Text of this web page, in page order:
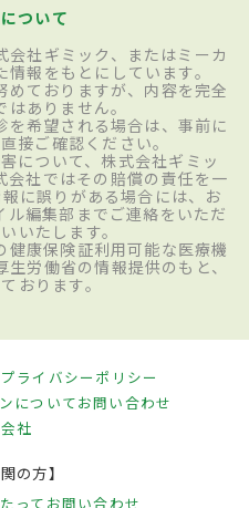
ついて
社ギミック、またはミーカ
報をもとにしています。
ておりますが、内容を完全
ありません。
希望される場合は、事前に
接ご確認ください。
について、株式会社ギミッ
会社ではその賠償の責任を一
に誤りがある場合には、お
編集部までご連絡をいただ
いたします。
康保険証利用可能な医療機
労働省の情報提供のもと、
おります。
プライバシーポリシー
についてお問い合わせ
社
の方】
って お問い合わせ